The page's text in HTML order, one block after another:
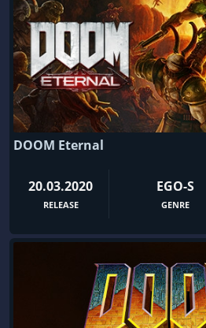
DOOM Eternal
20.03.2020
RELEASE
EGO-S
GENRE